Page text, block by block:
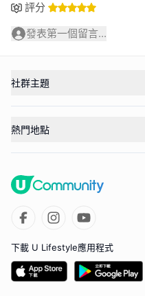
評分
發表第一個留言...
社群主題
熱門地點
下載 U Lifestyle應用程式